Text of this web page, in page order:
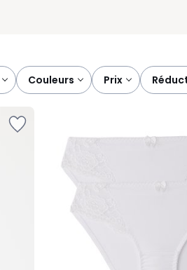
couleurs prix